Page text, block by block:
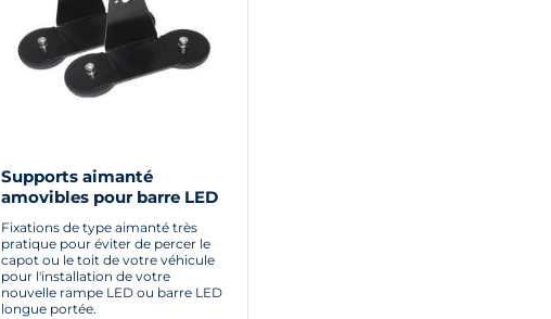
Supports aimanté
amovibles pour barre LED
et rampe LED longue
portée
Fixations de type aimanté très
pratique pour éviter de percer le
capot ou le toit de votre véhicule
pour l'installation de votre
nouvelle rampe LED ou barre LED
longue portée.